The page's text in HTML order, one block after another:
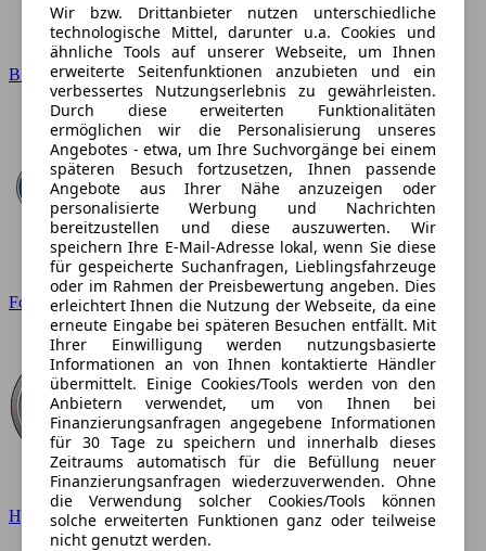
BMW
Ford
Hyundai
Wir bzw. Drittanbieter nutzen unterschiedliche
technologische Mittel, darunter u.a. Cookies und
ähnliche Tools auf unserer Webseite, um Ihnen
erweiterte Seitenfunktionen anzubieten und ein
verbessertes Nutzungserlebnis zu gewährleisten.
Durch diese erweiterten Funktionalitäten
ermöglichen wir die Personalisierung unseres
Angebotes - etwa, um Ihre Suchvorgänge bei einem
späteren Besuch fortzusetzen, Ihnen passende
Angebote aus Ihrer Nähe anzuzeigen oder
personalisierte Werbung und Nachrichten
bereitzustellen und diese auszuwerten. Wir
speichern Ihre E-Mail-Adresse lokal, wenn Sie diese
für gespeicherte Suchanfragen, Lieblingsfahrzeuge
oder im Rahmen der Preisbewertung angeben. Dies
erleichtert Ihnen die Nutzung der Webseite, da eine
erneute Eingabe bei späteren Besuchen entfällt. Mit
Ihrer Einwilligung werden nutzungsbasierte
Informationen an von Ihnen kontaktierte Händler
übermittelt. Einige Cookies/Tools werden von den
Anbietern verwendet, um von Ihnen bei
Finanzierungsanfragen angegebene Informationen
für 30 Tage zu speichern und innerhalb dieses
Zeitraums automatisch für die Befüllung neuer
Finanzierungsanfragen wiederzuverwenden. Ohne
die Verwendung solcher Cookies/Tools können
solche erweiterten Funktionen ganz oder teilweise
nicht genutzt werden.